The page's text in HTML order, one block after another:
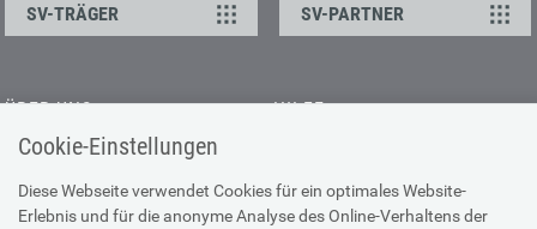
Cookie-Einstellungen
Diese Webseite verwendet Cookies für ein optimales Website-
Erlebnis und für die anonyme Analyse des Online-Verhaltens der
SV-TRÄGER SV-PARTNER
ÜBER UNS
Kontakt
Offene Stellen
Presse
HILFE
Browser-Info & Sicherheit
Hilfe zur Suche